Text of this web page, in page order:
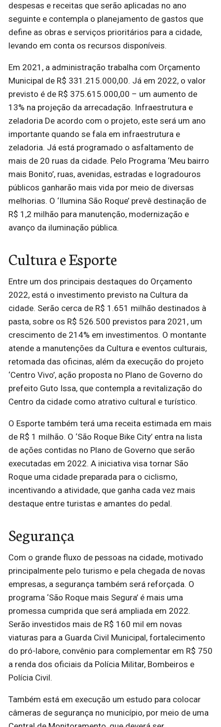
despesas e receitas que serão aplicadas no ano
seguinte e contempla o planejamento de gastos que
define as obras e serviços prioritários para a cidade,
levando em conta os recursos disponíveis.
Em 2021, a administração trabalha com Orçamento
Municipal de R$ 331.215.000,00. Já em 2022, o valor
previsto é de R$ 375.615.000,00 – um aumento de
13% na projeção da arrecadação. Infraestrutura e
zeladoria De acordo com o projeto, este será um ano
importante quando se fala em infraestrutura e
zeladoria. Já está programado o asfaltamento de
mais de 20 ruas da cidade. Pelo Programa ‘Meu bairro
mais Bonito’, ruas, avenidas, estradas e logradouros
públicos ganharão mais vida por meio de diversas
melhorias. O ‘Ilumina São Roque’ prevê destinação de
R$ 1,2 milhão para manutenção, modernização e
avanço da iluminação pública.
Cultura e Esporte
Entre um dos principais destaques do Orçamento
2022, está o investimento previsto na Cultura da
cidade. Serão cerca de R$ 1.651 milhão destinados à
pasta, sobre os R$ 526.500 previstos para 2021, um
crescimento de 214% em investimentos. O montante
atende a manutenções da Cultura e eventos culturais,
retomada das oficinas, além da execução do projeto
‘Centro Vivo’, ação proposta no Plano de Governo do
prefeito Guto Issa, que contempla a revitalização do
Centro da cidade como atrativo cultural e turístico.
O Esporte também terá uma receita estimada em mais
de R$ 1 milhão. O ‘São Roque Bike City’ entra na lista
de ações contidas no Plano de Governo que serão
executadas em 2022. A iniciativa visa tornar São
Roque uma cidade preparada para o ciclismo,
incentivando a atividade, que ganha cada vez mais
destaque entre turistas e amantes do pedal.
Segurança
Com o grande fluxo de pessoas na cidade, motivado
principalmente pelo turismo e pela chegada de novas
empresas, a segurança também será reforçada. O
programa ‘São Roque mais Segura’ é mais uma
promessa cumprida que será ampliada em 2022.
Serão investidos mais de R$ 160 mil em novas
viaturas para a Guarda Civil Municipal, fortalecimento
do pró-labore, convênio para complementar em R$ 750
a renda dos oficiais da Polícia Militar, Bombeiros e
Polícia Civil.
Também está em execução um estudo para colocar
câmeras de segurança no município, por meio de uma